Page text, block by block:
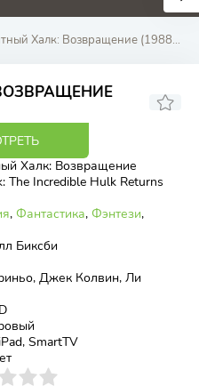
Возвращение (1988) онлайн бесплатно на LordFilm
Халк: Возвращение
The Incredible Hulk Returns
, Фантастика, Фэнтези,
Биксби
Джек Колвин, Ли
SmartTV